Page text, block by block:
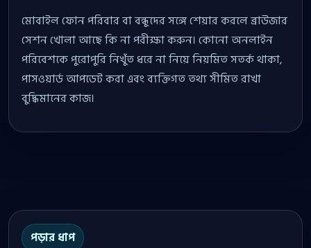
মোবাইল ফোন পরিবার বা বন্ধুদের সঙ্গে শেয়ার করলে ব্রাউজার
সেশন খোলা আছে কি না পরীক্ষা করুন। কোনো অনলাইন
পরিবেশকে পুরোপুরি নিখুঁত ধরে না নিয়ে নিয়মিত সতর্ক থাকা,
পাসওয়ার্ড আপডেট করা এবং ব্যক্তিগত তথ্য সীমিত রাখা
বুদ্ধিমানের কাজ।
পড়ার ধাপ